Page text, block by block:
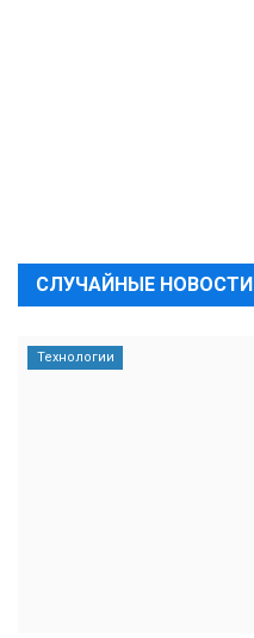
СЛУЧАЙНЫЕ НОВОСТИ
Технологии